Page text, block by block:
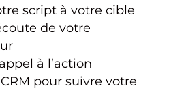
script à votre cible
de votre
à l’action
pour suivre votre